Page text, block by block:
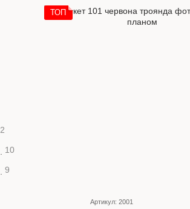
ТОП
Артикул: 2001
2
10
9